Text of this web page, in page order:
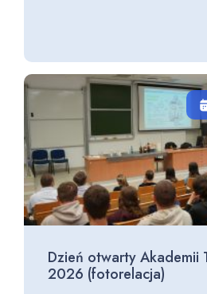
Dzień otwarty Akademii
2026 (fotorelacja)